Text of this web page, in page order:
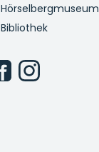
Hörselbergmuseum
Bibliothek